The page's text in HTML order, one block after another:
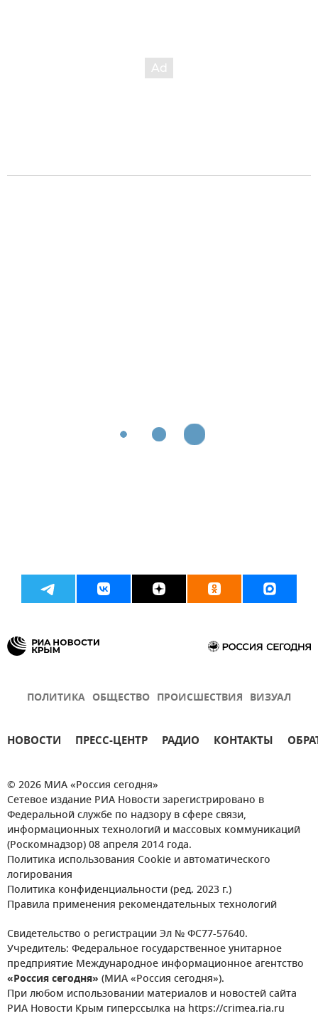
ПОЛИТИКА ОБЩЕСТВО ПРОИСШЕСТВИЯ ВИЗУАЛ
НОВОСТИ ПРЕСС-ЦЕНТР РАДИО КОНТАКТЫ
© 2026 МИА «Россия сегодня»
Сетевое издание РИА Новости зарегистрировано в
Федеральной службе по надзору в сфере связи,
информационных технологий и массовых коммуникаций
(Роскомнадзор) 08 апреля 2014 года.
Политика использования Cookie и автоматического
логирования
Политика конфиденциальности (ред. 2023 г.)
Правила применения рекомендательных технологий
Свидетельство о регистрации Эл № ФС77-57640.
Учредитель: Федеральное государственное унитарное
предприятие Международное информационное агентство
«Россия сегодня» (МИА «Россия сегодня»).
При любом использовании материалов и новостей сайта
РИА Новости Крым гиперссылка на https://crimea.ria.ru